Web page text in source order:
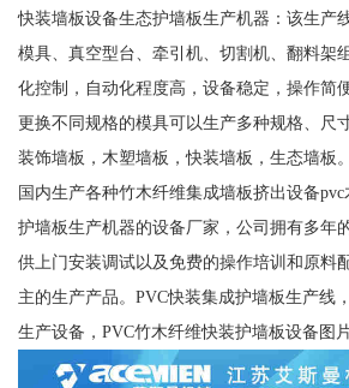
快装墙板设备生态护墙板生产机器：该生产
模具、真空型台、牵引机、切割机、翻料架
化控制，自动化程度高，设备稳定，操作简
更换不同规格的模具可以生产多种规格、尺
装饰墙板，木塑墙板，快装墙板，生态墙板
国内生产各种竹木纤维集成墙板挤出设备
护墙板生产机器的设备厂家，公司拥有多年
供上门安装调试以及免费的操作培训和原料
主的生产产品。PVC快装集成护墙板生产线
生产设备，PVC竹木纤维快装护墙板设备图